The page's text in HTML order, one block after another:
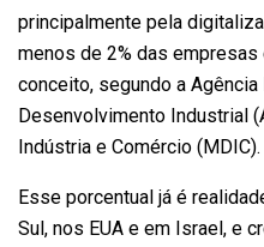
principalmente pela
menos de 2% das
conceito, segundo a
Desenvolvimento Industrial
Indústria e Comércio (MDIC).
Esse porcentual já é
Sul, nos EUA e em Israel, e